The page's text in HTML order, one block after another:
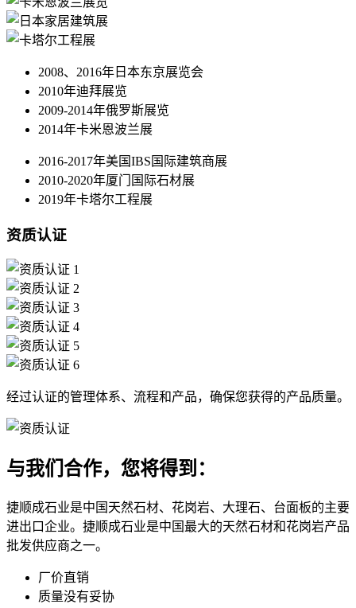
2008、2016年日本东京展览会
2010年迪拜展览
2009-2014年俄罗斯展览
2014年卡米恩波兰展
2016-2017年美国IBS国际建筑商展
2010-2020年厦门国际石材展
2019年卡塔尔工程展
资质认证
经过认证的管理体系、流程和产品，确保您获得的产品质量。
与我们合作，您将得到：
捷顺成石业是中国天然石材、花岗岩、大理石、台面板的主要
进出口企业。捷顺成石业是中国最大的天然石材和花岗岩产品
批发供应商之一。
厂价直销
质量没有妥协